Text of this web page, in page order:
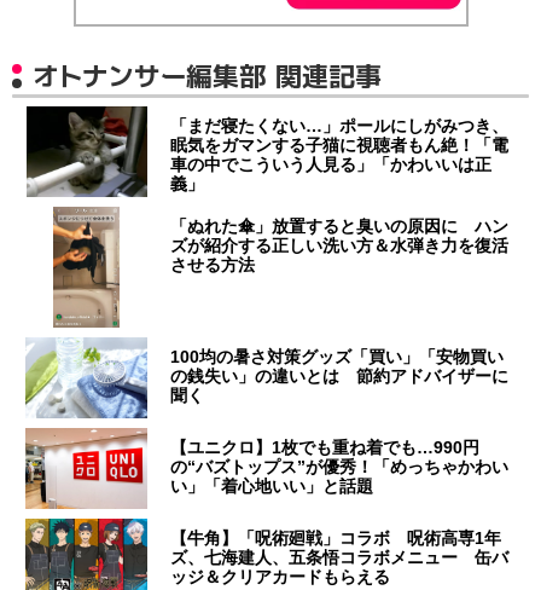
オトナンサー編集部 関連記事
「まだ寝たくない…」ポールにしがみつき、
眠気をガマンする子猫に視聴者もん絶！「電
車の中でこういう人見る」「かわいいは正
義」
「ぬれた傘」放置すると臭いの原因に ハン
ズが紹介する正しい洗い方＆水弾き力を復活
させる方法
100均の暑さ対策グッズ「買い」「安物買い
の銭失い」の違いとは 節約アドバイザーに
聞く
【ユニクロ】1枚でも重ね着でも…990円
の“バズトップス”が優秀！「めっちゃかわい
い」「着心地いい」と話題
【牛角】「呪術廻戦」コラボ 呪術高専1年
ズ、七海建人、五条悟コラボメニュー 缶バ
ッジ＆クリアカードもらえる